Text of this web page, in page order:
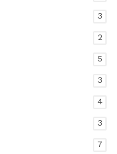
3
2
5
3
4
3
7